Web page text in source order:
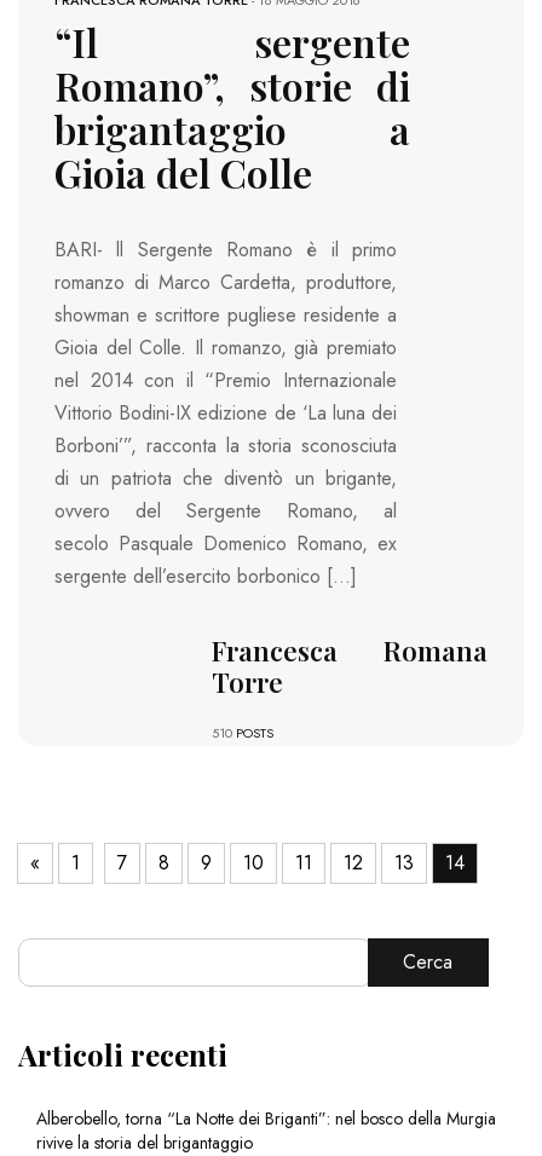
“Il sergente
Romano”, storie di
brigantaggio a
Gioia del Colle
BARI- ll Sergente Romano è il primo
romanzo di Marco Cardetta, produttore,
showman e scrittore pugliese residente a
Gioia del Colle. Il romanzo, già premiato
nel 2014 con il “Premio Internazionale
Vittorio Bodini-IX edizione de ‘La luna dei
Borboni’”, racconta la storia sconosciuta
di un patriota che diventò un brigante,
ovvero del Sergente Romano, al
secolo Pasquale Domenico Romano, ex
sergente dell’esercito borbonico […]
Francesca Romana
Torre
510 POSTS
« 1 7 8 9 10 11 12 13 14
Cerca
Articoli recenti
Alberobello, torna “La Notte dei Briganti”: nel bosco della Murgia
rivive la storia del brigantaggio